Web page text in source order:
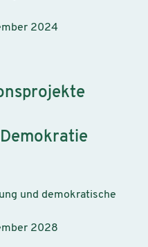
2024
und demokratische
2028